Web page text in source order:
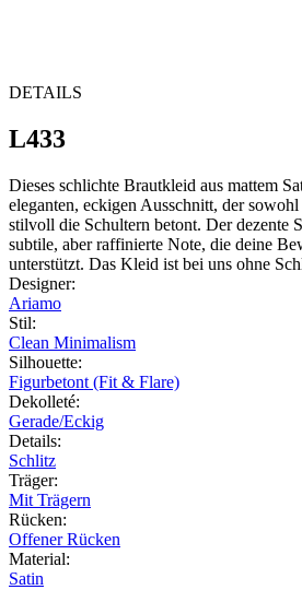
DETAILS
L433
Dieses schlichte Brautkleid aus mattem
eleganten, eckigen Ausschnitt, der
stilvoll die Schultern betont. Der dezente
subtile, aber raffinierte Note, die deine
unterstützt. Das Kleid ist bei uns ohne
Designer:
Ariamo
Stil:
Clean Minimalism
Silhouette:
Figurbetont (Fit & Flare)
Dekolleté:
Gerade/Eckig
Details:
Schlitz
Träger:
Mit Trägern
Rücken:
Offener Rücken
Material:
Satin